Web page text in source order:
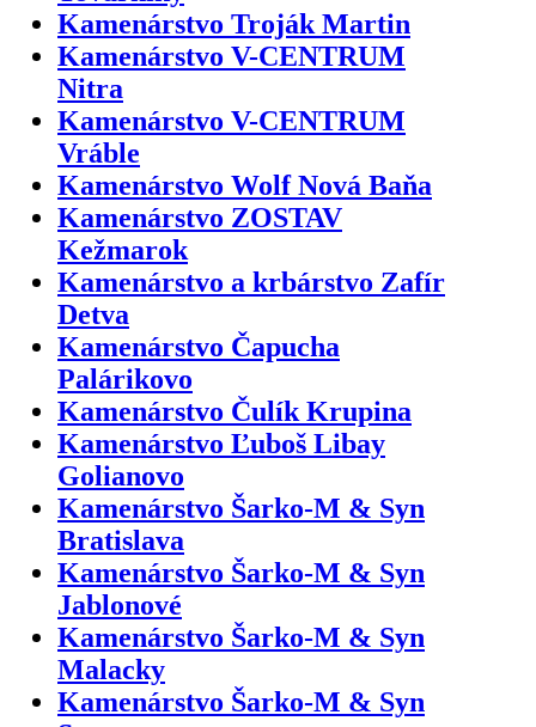
Kamenárstvo Troják Martin
Kamenárstvo V-CENTRUM
Nitra
Kamenárstvo V-CENTRUM
Vráble
Kamenárstvo Wolf Nová Baňa
Kamenárstvo ZOSTAV
Kežmarok
Kamenárstvo a krbárstvo Zafír
Detva
Kamenárstvo Čapucha
Palárikovo
Kamenárstvo Čulík Krupina
Kamenárstvo Ľuboš Libay
Golianovo
Kamenárstvo Šarko-M & Syn
Bratislava
Kamenárstvo Šarko-M & Syn
Jablonové
Kamenárstvo Šarko-M & Syn
Malacky
Kamenárstvo Šarko-M & Syn